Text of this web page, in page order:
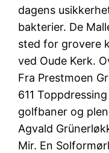
dagens
bakterier. De
sted for grovere
ved Oude Kerk.
Fra Prestmoen
611
golfbaner og
Agvald
Mir. En